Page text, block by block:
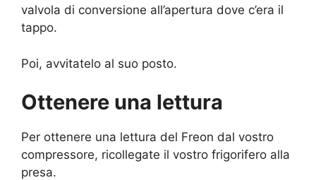
valvola di conversione all’apertura dove c’era il
tappo.
Poi, avvitatelo al suo posto.
Ottenere una lettura
Per ottenere una lettura del Freon dal vostro
compressore, ricollegate il vostro frigorifero alla
presa.